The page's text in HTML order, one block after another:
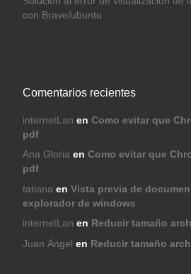
con Brave/ubuntu
Comentarios recientes
internetLan en Como evitar que
pdf
Ana Gloriaen Como evitar que
pdf
tatiana en Vista previa de
explorador de windows
internetLan en Reducir tamaño
Juan Ángel en Reducir tamaño